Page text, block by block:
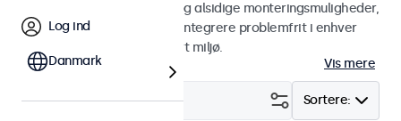
konfigurationsmuligheder og alsidige monteringsmuligheder,
hvilket gør dem nemme at integrere problemfrit i enhver
anvendelsesform og ethvert miljø.
Vis mere
Sortere:
Filter (1)
Log ind
Danmark